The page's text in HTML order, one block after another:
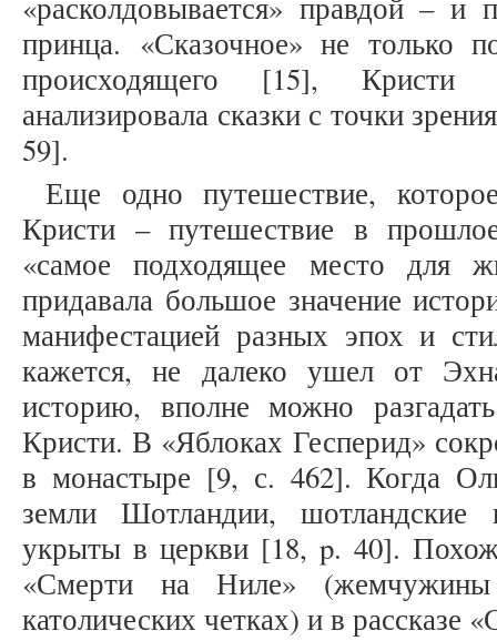
«расколдовывается» правдой – и
принца. «Сказочное» не только
происходящего [15], Кристи
анализировала сказки с точки
59].
Еще одно путешествие,
Кристи – путешествие в
«самое подходящее место для
придавала большое значение
манифестацией разных эпох и
кажется, не далеко ушел от
историю, вполне можно
Кристи. В «Яблоках Гесперид»
в монастыре [9, с. 462]. Когда
земли Шотландии, шотландские
укрыты в церкви [18, p. 40].
«Смерти на Ниле» (жемчужины
католических четках) и в рассказе